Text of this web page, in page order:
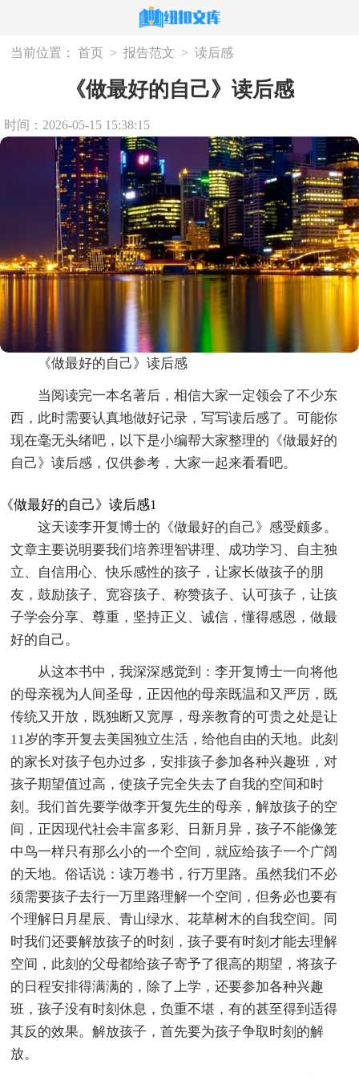
当前位置： 首页 > 报告范文 > 读后感
《做最好的自己》读后感
时间：2026-05-15 15:38:15
《做最好的自己》读后感
当阅读完一本名著后，相信大家一定领会了不少东
西，此时需要认真地做好记录，写写读后感了。可能你
现在毫无头绪吧，以下是小编帮大家整理的《做最好的
自己》读后感，仅供参考，大家一起来看看吧。
《做最好的自己》读后感1
这天读李开复博士的《做最好的自己》感受颇多。
文章主要说明要我们培养理智讲理、成功学习、自主独
立、自信用心、快乐感性的孩子，让家长做孩子的朋
友，鼓励孩子、宽容孩子、称赞孩子、认可孩子，让孩
子学会分享、尊重，坚持正义、诚信，懂得感恩，做最
好的自己。
从这本书中，我深深感觉到：李开复博士一向将他
的母亲视为人间圣母，正因他的母亲既温和又严厉，既
传统又开放，既独断又宽厚，母亲教育的可贵之处是让
11岁的李开复去美国独立生活，给他自由的天地。此刻
的家长对孩子包办过多，安排孩子参加各种兴趣班，对
孩子期望值过高，使孩子完全失去了自我的空间和时
刻。我们首先要学做李开复先生的母亲，解放孩子的空
间，正因现代社会丰富多彩、日新月异，孩子不能像笼
中鸟一样只有那么小的一个空间，就应给孩子一个广阔
的天地。俗话说：读万卷书，行万里路。虽然我们不必
须需要孩子去行一万里路理解一个空间，但务必也要有
个理解日月星辰、青山绿水、花草树木的自我空间。同
时我们还要解放孩子的时刻，孩子要有时刻才能去理解
空间，此刻的父母都给孩子寄予了很高的期望，将孩子
的日程安排得满满的，除了上学，还要参加各种兴趣
班，孩子没有时刻休息，负重不堪，有的甚至得到适得
其反的效果。解放孩子，首先要为孩子争取时刻的解
放。